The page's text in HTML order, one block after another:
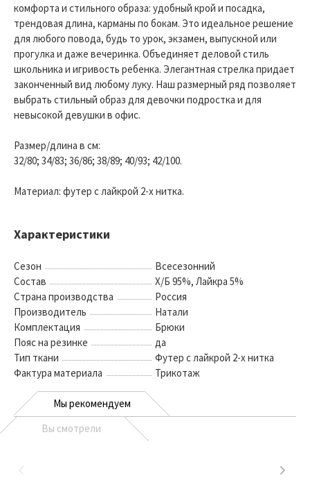
комфорта и стильного образа: удобный крой и посадка,
трендовая длина, карманы по бокам. Это идеальное решение
для любого повода, будь то урок, экзамен, выпускной или
прогулка и даже вечеринка. Объединяет деловой стиль
школьника и игривость ребенка. Элегантная стрелка придает
законченный вид любому луку. Наш размерный ряд позволяет
выбрать стильный образ для девочки подростка и для
невысокой девушки в офис.
Размер/длина в см:
32/80; 34/83; 36/86; 38/89; 40/93; 42/100.
Материал: футер с лайкрой 2-х нитка.
Характеристики
Сезон
Всесезонний
Состав
Х/Б 95%, Лайкра 5%
Страна производства
Россия
Производитель
Натали
Комплектация
Брюки
Пояс на резинке
да
Тип ткани
Футер с лайкрой 2-х нитка
Фактура материала
Трикотаж
Мы рекомендуем
Вы смотрели